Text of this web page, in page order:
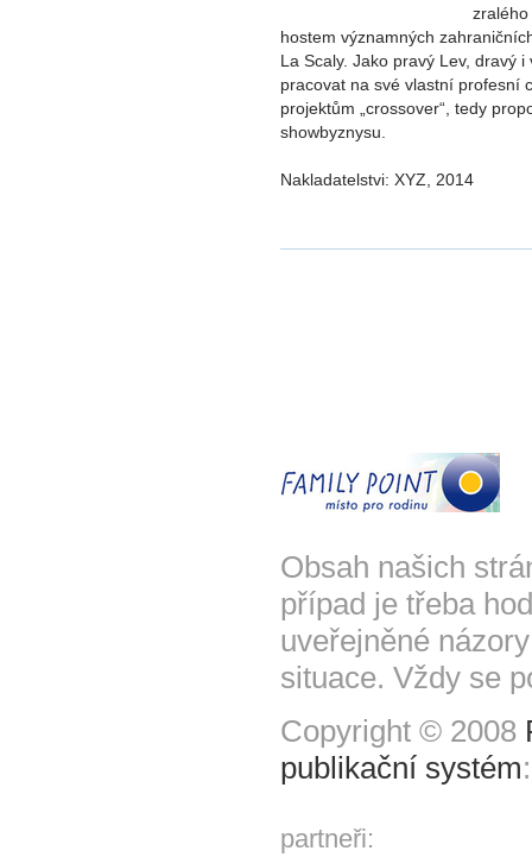
hostem významných
La Scaly. Jako pravý Lev, dravý
pracovat na své vlastní profesní
projektům „crossover“, tedy
showbyznysu.
Nakladatelstvi: XYZ, 2014
Obsah našich
případ je třeba
uveřejněné
situace. Vždy se
Copyright © 2008
publikační systém
partneři: